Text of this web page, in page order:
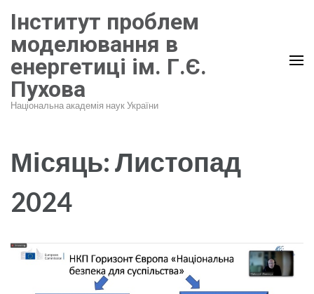
до
вмісту
(натисніть
Enter)
Інститут проблем
моделювання в
енергетиці ім. Г.Є.
Пухова
Національна академія наук України
Місяць:Листопад
2024